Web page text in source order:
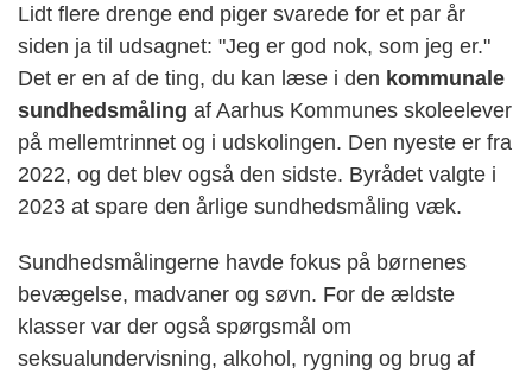
Lidt flere drenge end piger svarede for et par år
siden ja til udsagnet: "Jeg er god nok, som jeg er."
Det er en af de ting, du kan læse i den kommunale
sundhedsmåling af Aarhus Kommunes skoleelever
på mellemtrinnet og i udskolingen. Den nyeste er fra
2022, og det blev også den sidste. Byrådet valgte i
2023 at spare den årlige sundhedsmåling væk.
Sundhedsmålingerne havde fokus på børnenes
bevægelse, madvaner og søvn. For de ældste
klasser var der også spørgsmål om
seksualundervisning, alkohol, rygning og brug af